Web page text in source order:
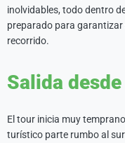
inolvidables, todo dentro
preparado para
recorrido.
Salida
El tour inicia muy
turístico parte rumbo al